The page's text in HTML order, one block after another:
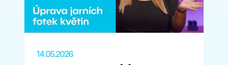
14.05.2026